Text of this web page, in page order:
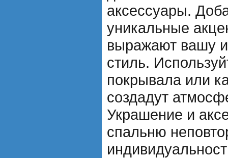
аксессуары.
уникальные
выражают вашу
стиль.
покрывала или
создадут
Украшение и
спальню